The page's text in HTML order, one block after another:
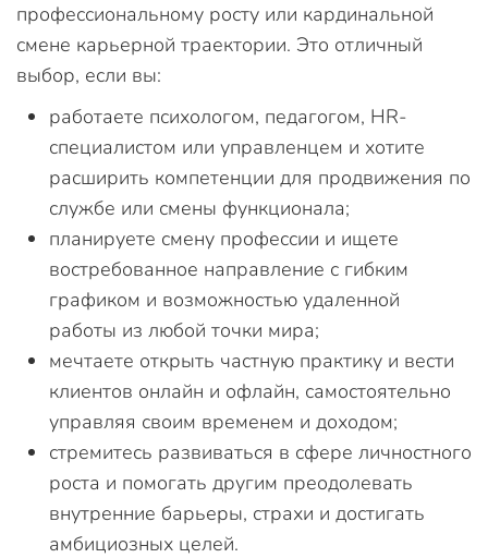
профессиональному росту или кардинальной
смене карьерной траектории. Это отличный
выбор, если вы:
работаете психологом, педагогом, HR-
специалистом или управленцем и хотите
расширить компетенции для продвижения по
службе или смены функционала;
планируете смену профессии и ищете
востребованное направление с гибким
графиком и возможностью удаленной
работы из любой точки мира;
мечтаете открыть частную практику и вести
клиентов онлайн и офлайн, самостоятельно
управляя своим временем и доходом;
стремитесь развиваться в сфере личностного
роста и помогать другим преодолевать
внутренние барьеры, страхи и достигать
амбициозных целей.